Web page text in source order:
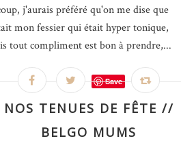
j'aurais préféré qu'on me dise que
mon fessier qui était hyper tonique,
tout compliment est bon à prendre,...
Save
NOS TENUES DE FÊTE //
BELGO MUMS